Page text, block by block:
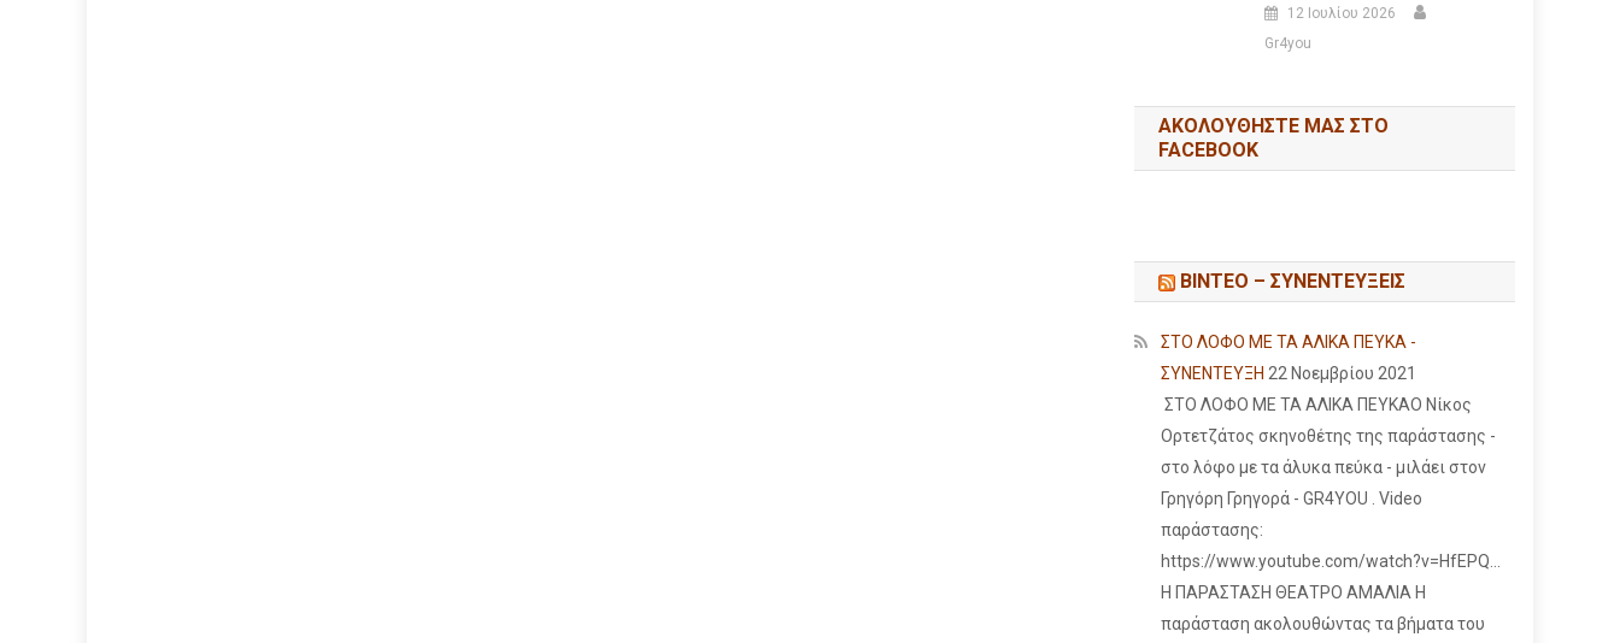
12 Ιουλίου 2026
Gr4you
ΑΚΟΛΟΥΘΉΣΤΕ ΜΑΣ ΣΤΟ
FACEBOOK
ΒΙΝΤΕΟ – ΣΥΝΕΝΤΕΥΞΕΙΣ
ΣΤΟ ΛΟΦΟ ΜΕ ΤΑ ΑΛΙΚΑ ΠΕΥΚΑ -
ΣΥΝΕΝΤΕΥΞΗ 22 Νοεμβρίου 2021
ΣΤΟ ΛΟΦΟ ΜΕ ΤΑ ΑΛΙΚΑ ΠΕΥΚΑΟ Νίκος
Ορτετζάτος σκηνοθέτης της παράστασης -
στο λόφο με τα άλυκα πεύκα - μιλάει στον
Γρηγόρη Γρηγορά - GR4YOU . Video
παράστασης:
https://www.youtube.com/watch?v=HfEPQ...
Η ΠΑΡΑΣΤΑΣΗ ΘΕΑΤΡΟ ΑΜΑΛΙΑ Η
παράσταση ακολουθώντας τα βήματα του